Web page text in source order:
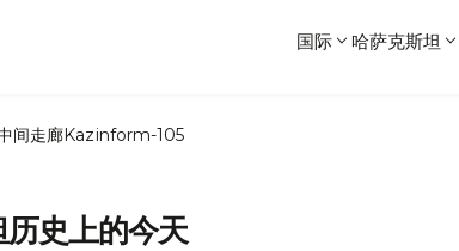
国际 哈萨克斯坦
间走廊Kazinform-105
史上的今天